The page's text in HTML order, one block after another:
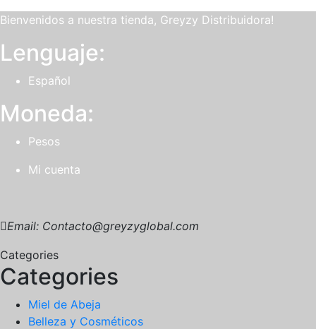
Bienvenidos a nuestra tienda, Greyzy Distribuidora!
Lenguaje:
Español
Moneda:
Pesos
Mi cuenta
Email: Contacto@greyzyglobal.com
Categories
Categories
Miel de Abeja
Belleza y Cosméticos